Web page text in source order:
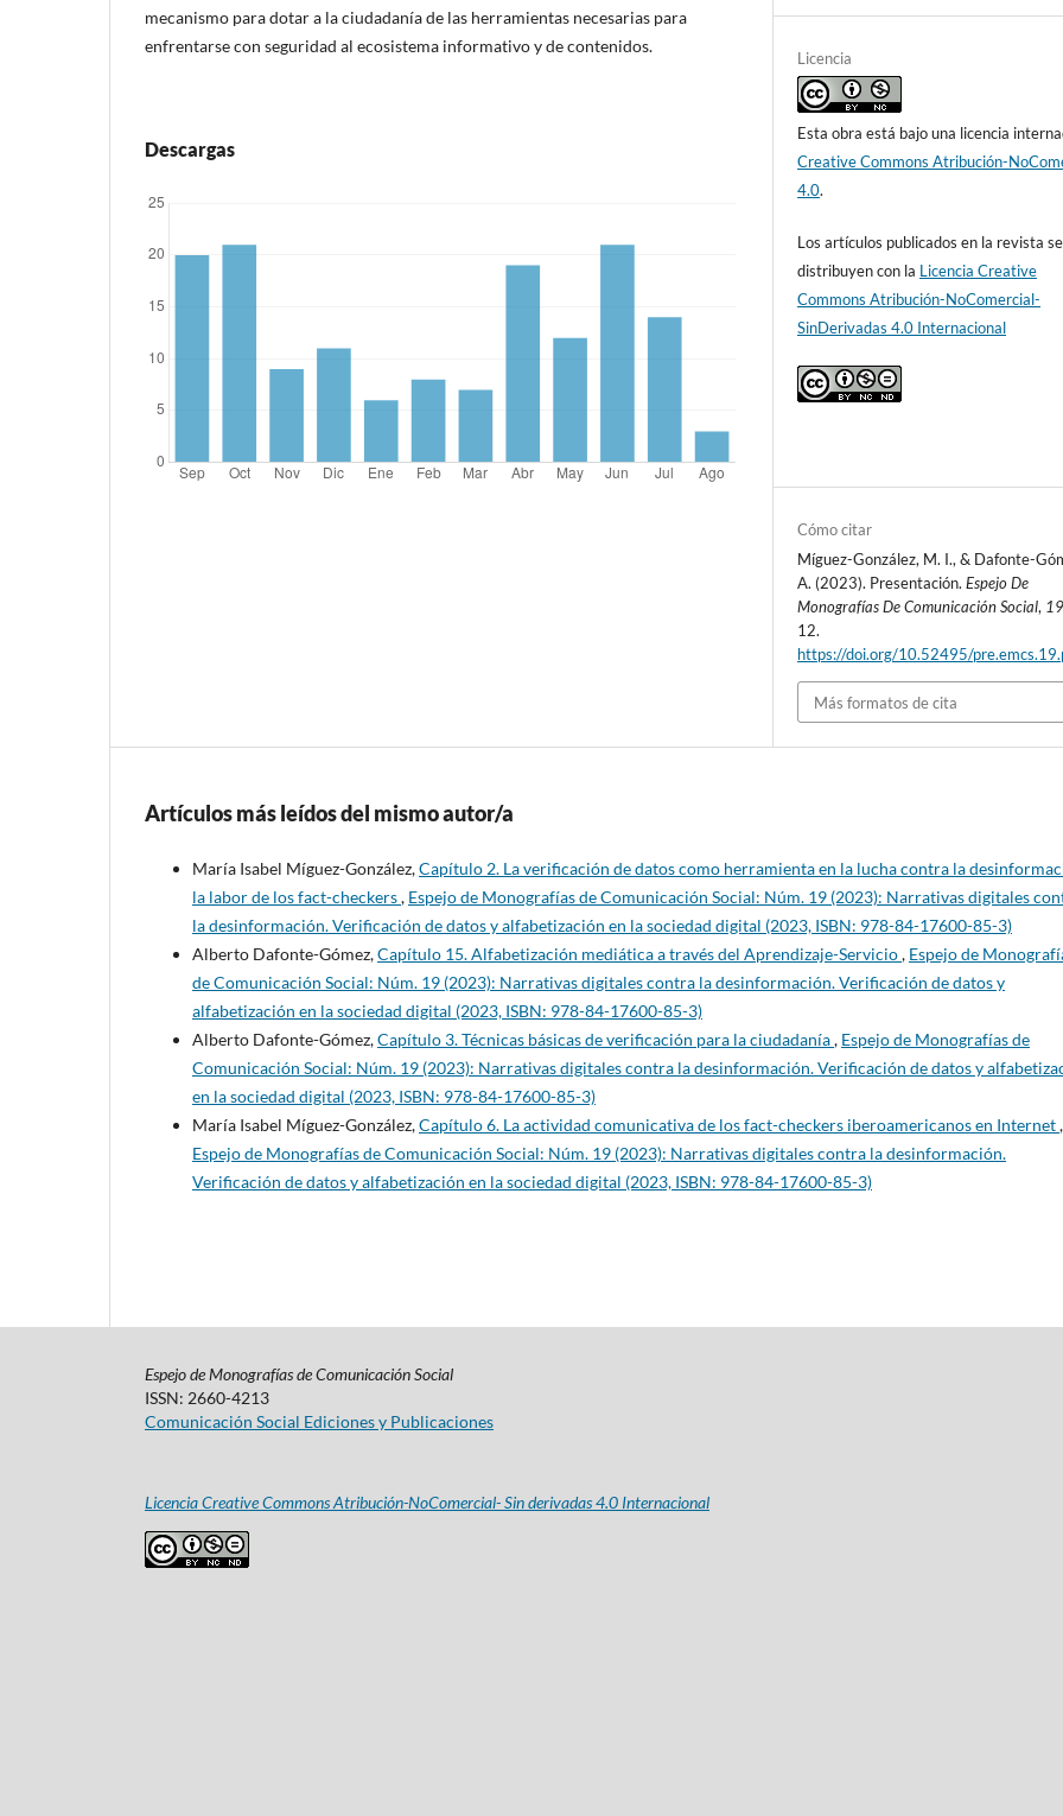
mecanismo para dotar a la ciudadanía de las herramientas necesarias para
enfrentarse con seguridad al ecosistema informativo y de contenidos.
Descargas
Licencia
Esta obra está bajo una licencia
Creative Commons Atribución-
4.0.
Los artículos publicados en la revista se
distribuyen con la Licencia Creative
Commons Atribución-NoComercial-
SinDerivadas 4.0 Internacional
Cómo citar
Míguez-González, M. I., & Dafonte-
A. (2023). Presentación.Espejo De
Monografías De Comunicación Social,
12.
https://doi.org/10.52495/
Más formatos de cita
Artículos más leídos del mismo autor/a
María Isabel Míguez-González,Capítulo 2. La verificación de datos como herramienta en la lucha contra la
la labor de los fact-checkers, Espejo de Monografías de Comunicación Social: Núm. 19 (2023): Narrativas digitales
la desinformación. Verificación de datos y alfabetización en la sociedad digital (2023, ISBN: 978-84-17600-85-3)
Alberto Dafonte-Gómez,Capítulo 15. Alfabetización mediática a través del Aprendizaje-Servicio, Espejo de
de Comunicación Social: Núm. 19 (2023): Narrativas digitales contra la desinformación. Verificación de datos y
alfabetización en la sociedad digital (2023, ISBN: 978-84-17600-85-3)
Alberto Dafonte-Gómez,Capítulo 3. Técnicas básicas de verificación para la ciudadanía, Espejo de Monografías de
Comunicación Social: Núm. 19 (2023): Narrativas digitales contra la desinformación. Verificación de datos y
en la sociedad digital (2023, ISBN: 978-84-17600-85-3)
María Isabel Míguez-González,Capítulo 6. La actividad comunicativa de los fact-checkers iberoamericanos en Internet,
Espejo de Monografías de Comunicación Social: Núm. 19 (2023): Narrativas digitales contra la desinformación.
Verificación de datos y alfabetización en la sociedad digital (2023, ISBN: 978-84-17600-85-3)
Espejo de Monografías de Comunicación Social
ISSN: 2660-4213
Comunicación Social Ediciones y Publicaciones
Licencia Creative Commons Atribución-NoComercial- Sin derivadas 4.0 Internacional